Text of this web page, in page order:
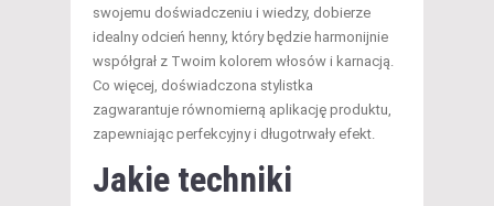
swojemu doświadczeniu i wiedzy, dobierze
idealny odcień henny, który będzie harmonijnie
współgrał z Twoim kolorem włosów i karnacją.
Co więcej, doświadczona stylistka
zagwarantuje równomierną aplikację produktu,
zapewniając perfekcyjny i długotrwały efekt.
Jakie techniki